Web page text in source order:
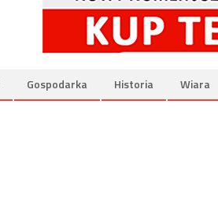
Gospodarka Historia Wiara